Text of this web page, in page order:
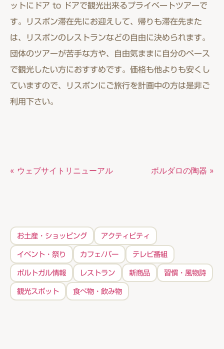
ットにドア to ドアで観光出来るプライベートツアーで
す。リスボン滞在先にお迎えして、帰りも滞在先また
は、リスボンのレストランなどの自由に決められます。
団体のツアーが苦手な方や、自由気ままに自分のペース
で観光したい方におすすめです。価格も他よりも安くし
ていますので、リスボンにご旅行を計画中の方は是非ご
利用下さい。
« ウェブサイトリニューアル ボルダロの陶器 »
お土産・ショッピング アクティビティ
イベント・祭り カフェ/バー テレビ番組
ポルトガル情報 レストラン 新商品 習慣・風物詩
観光スポット 食べ物・飲み物